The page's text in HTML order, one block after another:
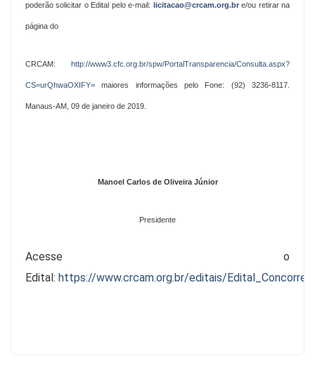
poderão solicitar o Edital pelo e-mail: licitacao@crcam.org.bre/ou retirar na
página do
CRCAM: http://www3.cfc.org.br/spw/PortalTransparencia/Consulta.aspx?
CS=urQhwaOXIFY= maiores informações pelo Fone: (92) 3236-8117.
Manaus-AM, 09 de janeiro de 2019.
Manoel Carlos de Oliveira Júnior
Presidente
Acesse o
Edital: https://www.crcam.org.br/editais/